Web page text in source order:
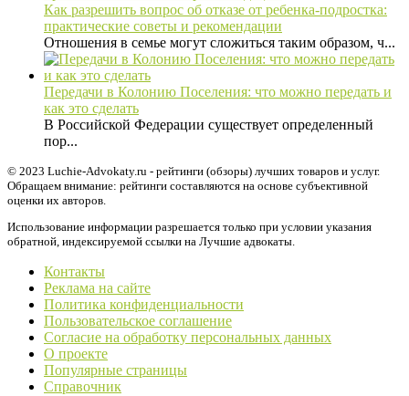
Как разрешить вопрос об отказе от ребенка-подростка:
практические советы и рекомендации
Отношения в семье могут сложиться таким образом, ч...
Передачи в Колонию Поселения: что можно передать и
как это сделать
В Российской Федерации существует определенный
пор...
© 2023 Luchie-Advokaty.ru - рейтинги (обзоры) лучших товаров и услуг.
Обращаем внимание: рейтинги составляются на основе субъективной
оценки их авторов.
Использование информации разрешается только при условии указания
обратной, индексируемой ссылки на Лучшие адвокаты.
Контакты
Реклама на сайте
Политика конфиденциальности
Пользовательское соглашение
Согласие на обработку персональных данных
О проекте
Популярные страницы
Справочник